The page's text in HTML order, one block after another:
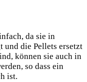
da sie in
und die Pellets ersetzt
können sie auch in
so dass ein
ist.